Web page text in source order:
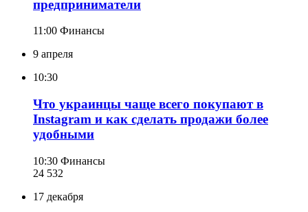
предприниматели
11:00 Финансы
9 апреля
10:30
Что украинцы чаще всего покупают в
Instagram и как сделать продажи более
удобными
10:30 Финансы
24 532
17 декабря